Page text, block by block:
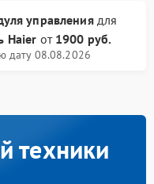
управлениядля
Haier от 1900 руб.
дату 08.08.2026
техники